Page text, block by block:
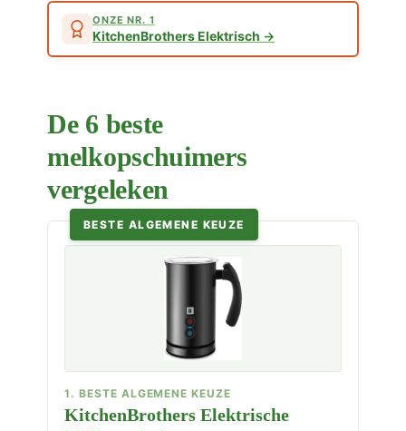
ONZE NR. 1
KitchenBrothers Elektrisch
De 6 beste
melkopschuimers
vergeleken
BESTE ALGEMENE KEUZE
1. BESTE ALGEMENE KEUZE
KitchenBrothers Elektrische